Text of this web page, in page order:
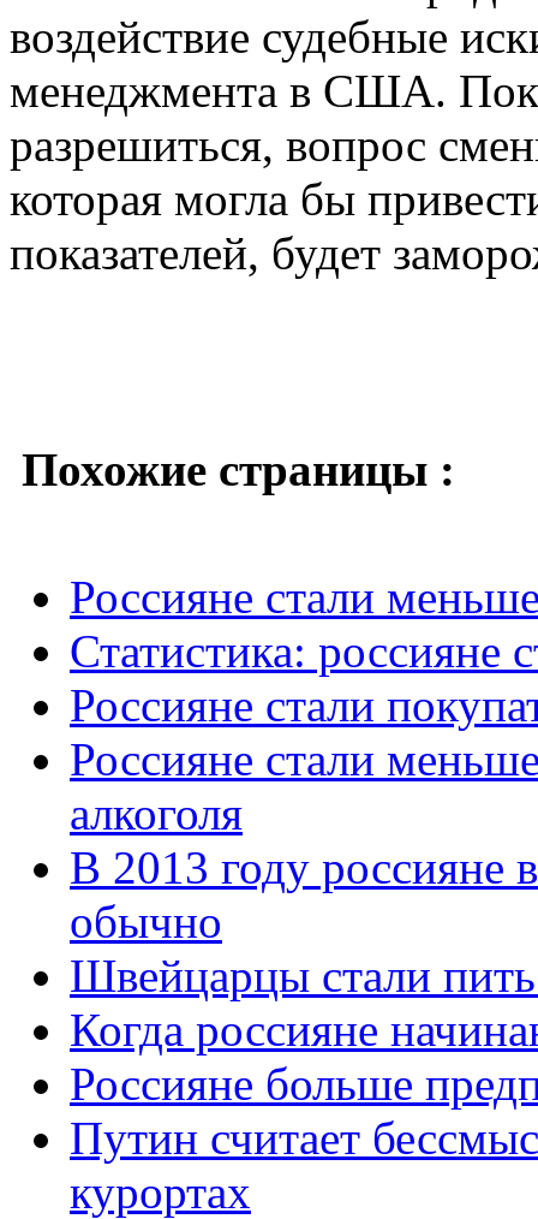
воздействие судебные
менеджмента в США.
разрешиться, вопрос
которая могла бы
показателей, будет
Похожие страницы :
Россияне стали
Статистика: россияне
Россияне стали
Россияне стали
алкоголя
В 2013 году россияне
обычно
Швейцарцы стали
Когда россияне
Россияне больше
Путин считает
курортах